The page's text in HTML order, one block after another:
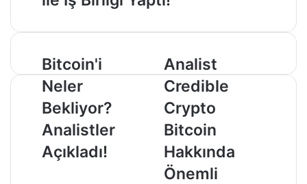
Bitcoin'i
Neler
Bekliyor?
Analistler
Açıkladı!
Bitcoin'i
Neler
Bekliyor?
Analistler
Açıkladı!
Analist
Credible
Crypto
Bitcoin
Hakkında
Önemli
Açıklamalarda
Bulundu!
Analist
Credible
Crypto
Bitcoin
Hakkında
Önemli